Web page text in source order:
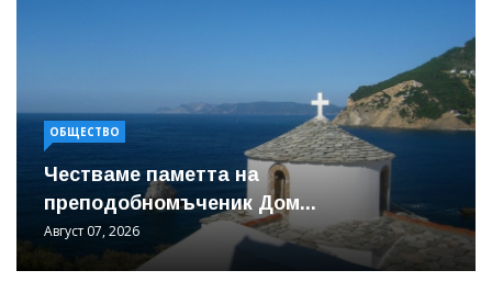
ОБЩЕСТВО
Честваме паметта на
преподобномъченик Дом...
Август 07, 2026